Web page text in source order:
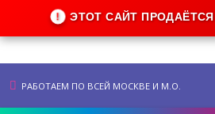
! ЭТОТ САЙТ ПРОДАЁТСЯ
РАБОТАЕМ ПО ВСЕЙ МОСКВЕ И М.О.